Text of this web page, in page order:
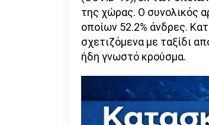
της χώρας. Ο συνολικός
οποίων 52.2% άνδρες.
σχετιζόμενα με ταξίδι
ήδη γνωστό κρούσμα.